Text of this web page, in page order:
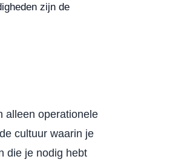
zijn de
alleen operationele
cultuur waarin je
die je nodig hebt